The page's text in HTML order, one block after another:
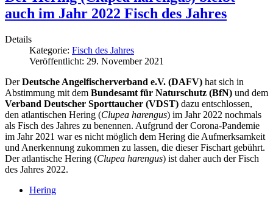
auch im Jahr 2022 Fisch des Jahres
Details
Kategorie: Fisch des Jahres
Veröffentlicht: 29. November 2021
DerDeutsche Angelfischerverband e.V. (DAFV) hat sich in
Abstimmung mit dem Bundesamt für Naturschutz (BfN) und dem
Verband Deutscher Sporttaucher (VDST) dazu entschlossen,
den atlantischen Hering (Clupea harengus) im Jahr 2022 nochmals
als Fisch des Jahres zu benennen. Aufgrund der Corona-Pandemie
im Jahr 2021 war es nicht möglich dem Hering die Aufmerksamkeit
und Anerkennung zukommen zu lassen, die dieser Fischart gebührt.
Der atlantische Hering (Clupea harengus) ist daher auch der Fisch
des Jahres 2022.
Hering